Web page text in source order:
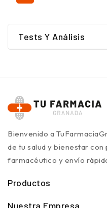
Tests Y Análisis
Bienvenido a
de tu salud y bienestar
farmacéutico y envío
Productos
Nuestra Empresa